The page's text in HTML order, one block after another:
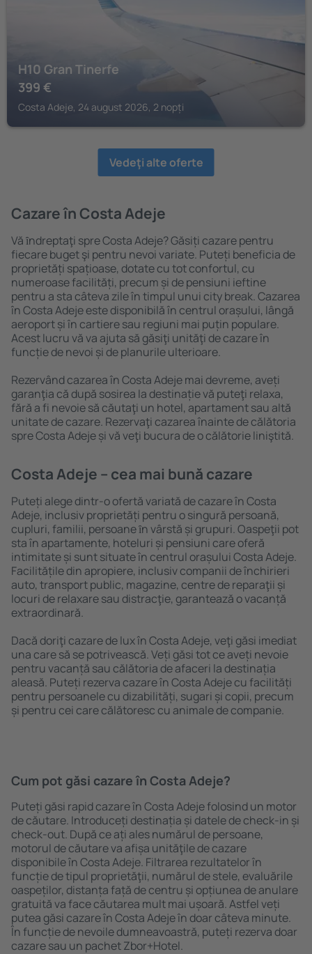
H10 Gran Tinerfe
399 €
Costa Adeje, 24 august 2026, 2 nopți
Vedeţi alte oferte
Cazare în Costa Adeje
Vă ȋndreptaţi spre Costa Adeje? Găsiți cazare pentru
fiecare buget şi pentru nevoi variate. Puteți beneficia de
proprietăți spațioase, dotate cu tot confortul, cu
numeroase facilități, precum și de pensiuni ieftine
pentru a sta câteva zile în timpul unui city break. Cazarea
în Costa Adeje este disponibilă în centrul orașului, lângă
aeroport și în cartiere sau regiuni mai puțin populare.
Acest lucru vă va ajuta să găsiţi unităţi de cazare în
funcție de nevoi și de planurile ulterioare.
Rezervând cazarea în Costa Adeje mai devreme, aveți
garanţia că după sosirea la destinație vă puteţi relaxa,
fără a fi nevoie să căutaţi un hotel, apartament sau altă
unitate de cazare. Rezervaţi cazarea înainte de călătoria
spre Costa Adeje și vă veţi bucura de o călătorie liniştită.
Costa Adeje – cea mai bună cazare
Puteți alege dintr-o ofertă variată de cazare în Costa
Adeje, inclusiv proprietăți pentru o singură persoană,
cupluri, familii, persoane ȋn vârstă și grupuri. Oaspeţii pot
sta în apartamente, hoteluri și pensiuni care oferă
intimitate și sunt situate în centrul orașului Costa Adeje.
Facilitățile din apropiere, inclusiv companii de închirieri
auto, transport public, magazine, centre de reparaţii și
locuri de relaxare sau distracţie, garantează o vacanță
extraordinară.
Dacă doriţi cazare de lux în Costa Adeje, veţi găsi imediat
una care să se potrivească. Veți găsi tot ce aveți nevoie
pentru vacanță sau călătoria de afaceri la destinația
aleasă. Puteți rezerva cazare în Costa Adeje cu facilități
pentru persoanele cu dizabilități, sugari și copii, precum
și pentru cei care călătoresc cu animale de companie.
Cum pot găsi cazare în Costa Adeje?
Puteți găsi rapid cazare în Costa Adeje folosind un motor
de căutare. Introduceți destinația și datele de check-in și
check-out. După ce ați ales numărul de persoane,
motorul de căutare va afișa unităţile de cazare
disponibile în Costa Adeje. Filtrarea rezultatelor în
funcție de tipul proprietăţii, numărul de stele, evaluările
oaspeților, distanța față de centru și opțiunea de anulare
gratuită va face căutarea mult mai ușoară. Astfel veți
putea găsi cazare în Costa Adeje în doar câteva minute.
În funcție de nevoile dumneavoastră, puteți rezerva doar
cazare sau un pachet Zbor+Hotel.